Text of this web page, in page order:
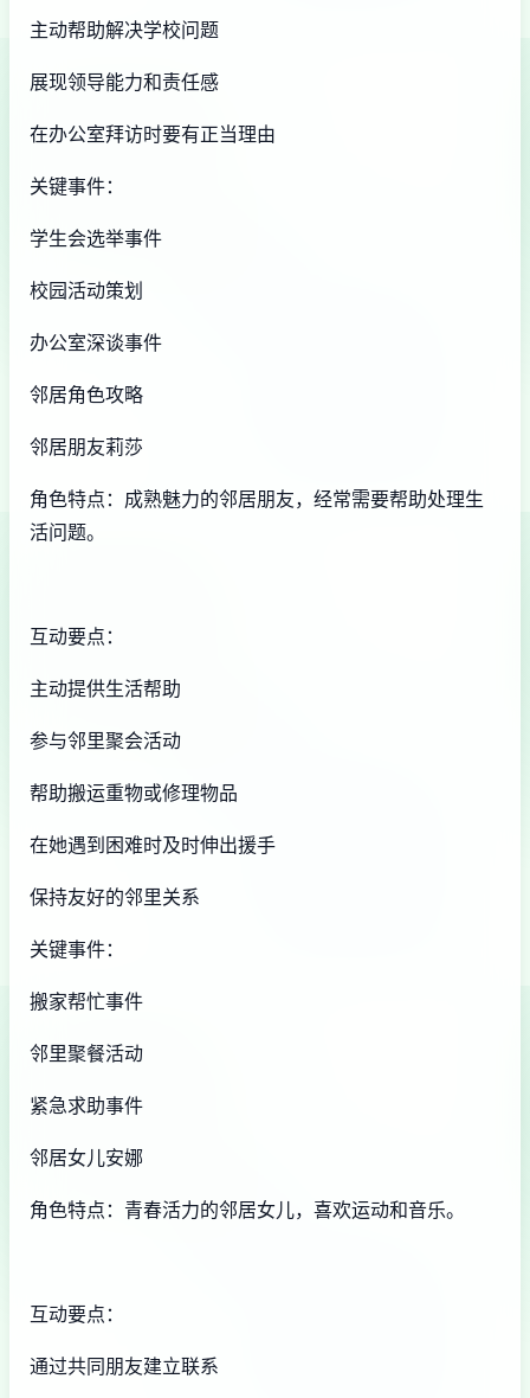
主动帮助解决学校问题
展现领导能力和责任感
在办公室拜访时要有正当理由
关键事件：
学生会选举事件
校园活动策划
办公室深谈事件
邻居角色攻略
邻居朋友莉莎
角色特点：成熟魅力的邻居朋友，经常需要帮助处理生
活问题。
互动要点：
主动提供生活帮助
参与邻里聚会活动
帮助搬运重物或修理物品
在她遇到困难时及时伸出援手
保持友好的邻里关系
关键事件：
搬家帮忙事件
邻里聚餐活动
紧急求助事件
邻居女儿安娜
角色特点：青春活力的邻居女儿，喜欢运动和音乐。
互动要点：
通过共同朋友建立联系